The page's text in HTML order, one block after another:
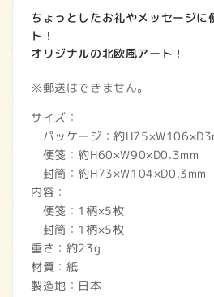
ちょっとしたお礼やメッセージに
ト！
オリジナルの北欧風アート！
※郵送はできません。
サイズ：
パッケージ：約
便箋：約H60×W90×D0.3mm
封筒：約H73×W104×D0.3mm
内容：
便箋：1柄×5枚
封筒：1柄×5枚
重さ：約23g
材質：紙
製造地：日本